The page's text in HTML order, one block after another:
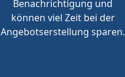
Benachrichtigung und
können viel Zeit bei der
Angebotserstellung sparen.